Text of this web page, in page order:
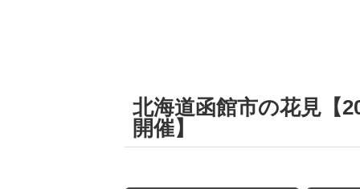
北海道函館市の花見【
開催】